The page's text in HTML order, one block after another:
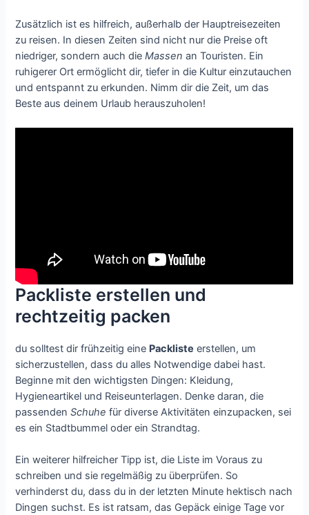
Zusätzlich ist es hilfreich, außerhalb der Hauptreisezeiten
zu reisen. In diesen Zeiten sind nicht nur die Preise oft
niedriger, sondern auch dieMassen an Touristen. Ein
ruhigerer Ort ermöglicht dir, tiefer in die Kultur einzutauchen
und entspannt zu erkunden. Nimm dir die Zeit, um das
Beste aus deinem Urlaub herauszuholen!
Packliste erstellen und
rechtzeitig packen
du solltest dir frühzeitig eine Packliste erstellen, um
sicherzustellen, dass du alles Notwendige dabei hast.
Beginne mit den wichtigsten Dingen: Kleidung,
Hygieneartikel und Reiseunterlagen. Denke daran, die
passendenSchuhe für diverse Aktivitäten einzupacken, sei
es ein Stadtbummel oder ein Strandtag.
Ein weiterer hilfreicher Tipp ist, die Liste im Voraus zu
schreiben und sie regelmäßig zu überprüfen. So
verhinderst du, dass du in der letzten Minute hektisch nach
Dingen suchst. Es ist ratsam, das Gepäck einige Tage vor